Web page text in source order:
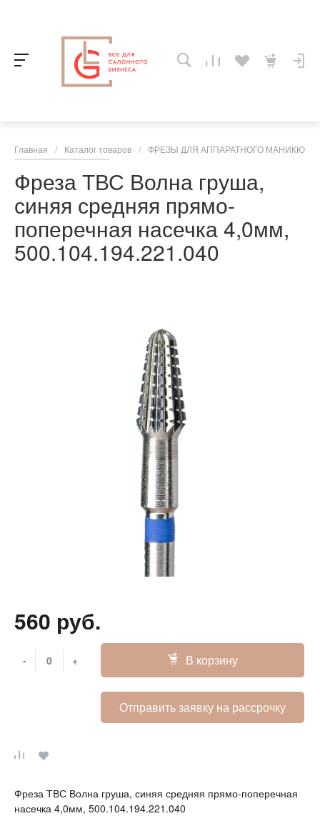
Главная / Каталог товаров / ФРЕЗЫ ДЛЯ АППАРАТНОГО
Фреза ТВС Волна груша,
синяя средняя прямо-
поперечная насечка 4,0мм,
500.104.194.221.040
560 руб.
- + В корзину
Отправить заявку на рассрочку
Фреза ТВС Волна груша, синяя средняя прямо-поперечная
насечка 4,0мм, 500.104.194.221.040